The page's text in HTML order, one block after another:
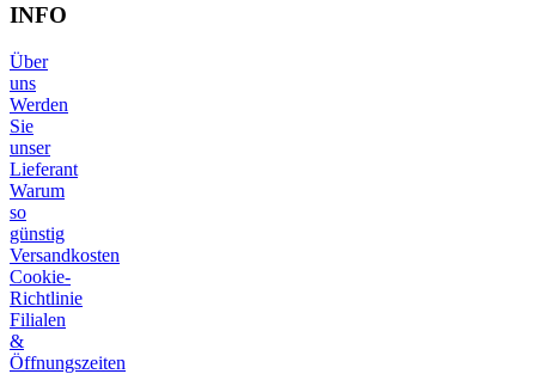
INFO
Über
uns
Werden
Sie
unser
Lieferant
Warum
so
günstig
Versandkosten
Cookie-
Richtlinie
Filialen
&
Öffnungszeiten